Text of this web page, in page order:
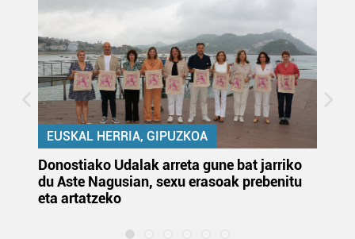
EUSKAL HERRIA, GIPUZKOA
Donostiako Udalak arreta gune bat jarriko
du Aste Nagusian, sexu erasoak prebenitu
eta artatzeko